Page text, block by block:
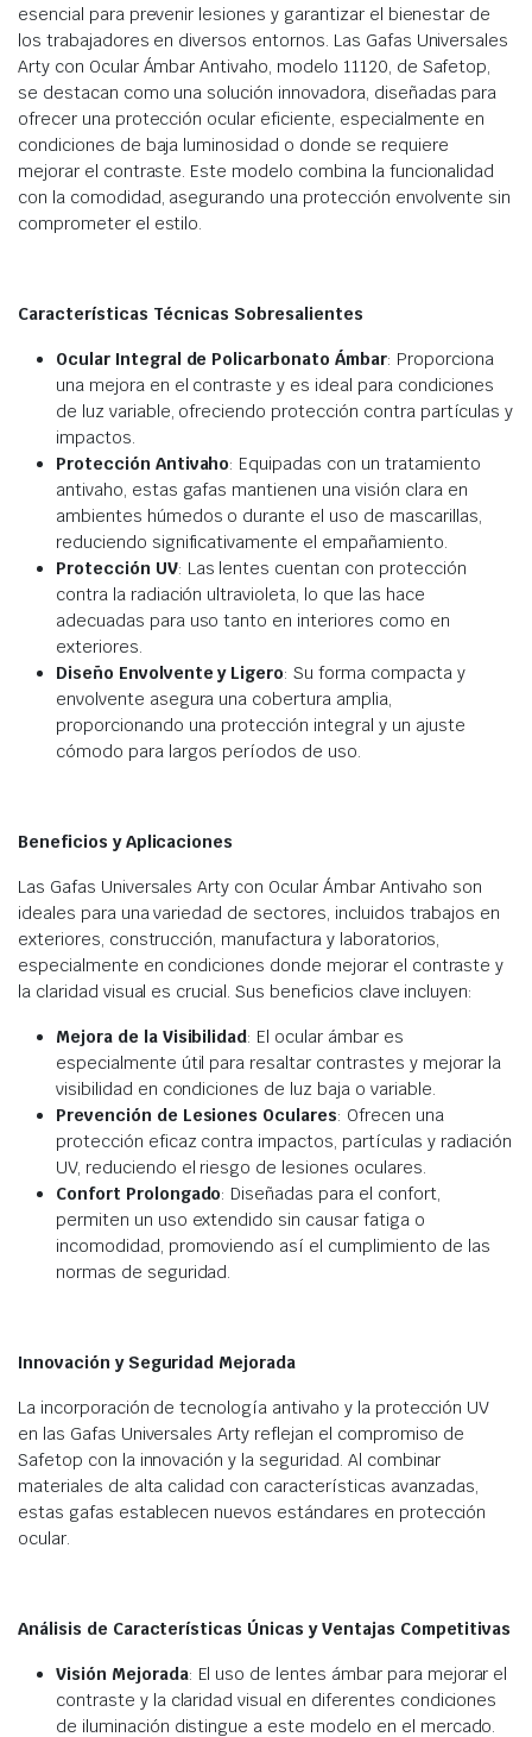
esencial para prevenir lesiones y garantizar el bienestar de
los trabajadores en diversos entornos. Las Gafas Universales
Arty con Ocular Ámbar Antivaho, modelo 11120, de Safetop,
se destacan como una solución innovadora, diseñadas para
ofrecer una protección ocular eficiente, especialmente en
condiciones de baja luminosidad o donde se requiere
mejorar el contraste. Este modelo combina la funcionalidad
con la comodidad, asegurando una protección envolvente sin
comprometer el estilo.
Características Técnicas Sobresalientes
Ocular Integral de Policarbonato Ámbar: Proporciona
una mejora en el contraste y es ideal para condiciones
de luz variable, ofreciendo protección contra partículas y
impactos.
Protección Antivaho: Equipadas con un tratamiento
antivaho, estas gafas mantienen una visión clara en
ambientes húmedos o durante el uso de mascarillas,
reduciendo significativamente el empañamiento.
Protección UV: Las lentes cuentan con protección
contra la radiación ultravioleta, lo que las hace
adecuadas para uso tanto en interiores como en
exteriores.
Diseño Envolvente y Ligero: Su forma compacta y
envolvente asegura una cobertura amplia,
proporcionando una protección integral y un ajuste
cómodo para largos períodos de uso.
Beneficios y Aplicaciones
Las Gafas Universales Arty con Ocular Ámbar Antivaho son
ideales para una variedad de sectores, incluidos trabajos en
exteriores, construcción, manufactura y laboratorios,
especialmente en condiciones donde mejorar el contraste y
la claridad visual es crucial. Sus beneficios clave incluyen:
Mejora de la Visibilidad: El ocular ámbar es
especialmente útil para resaltar contrastes y mejorar la
visibilidad en condiciones de luz baja o variable.
Prevención de Lesiones Oculares: Ofrecen una
protección eficaz contra impactos, partículas y radiación
UV, reduciendo el riesgo de lesiones oculares.
Confort Prolongado: Diseñadas para el confort,
permiten un uso extendido sin causar fatiga o
incomodidad, promoviendo así el cumplimiento de las
normas de seguridad.
Innovación y Seguridad Mejorada
La incorporación de tecnología antivaho y la protección UV
en las Gafas Universales Arty reflejan el compromiso de
Safetop con la innovación y la seguridad. Al combinar
materiales de alta calidad con características avanzadas,
estas gafas establecen nuevos estándares en protección
ocular.
Análisis de Características Únicas y Ventajas Competitivas
Visión Mejorada: El uso de lentes ámbar para mejorar el
contraste y la claridad visual en diferentes condiciones
de iluminación distingue a este modelo en el mercado.